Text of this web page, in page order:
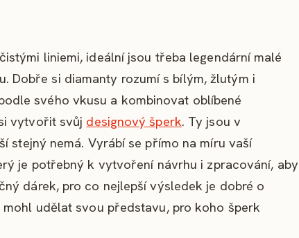
liniemi, ideální jsou třeba legendární malé
Dobře si diamanty rozumí s bílým, žlutým i
svého vkusu a kombinovat oblíbené
vytvořit svůj designový šperk. Ty jsou v
stejný nemá. Vyrábí se přímo na míru vaší
je potřebný k vytvoření návrhu i zpracování, aby
dárek, pro co nejlepší výsledek je dobré o
udělat svou představu, pro koho šperk